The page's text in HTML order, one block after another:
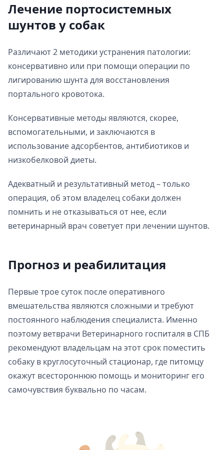
Лечение портосистемных
шунтов у собак
Различают 2 методики устранения патологии:
консервативно или при помощи операции по
лигированию шунта для восстановления
портального кровотока.
Консервативные методы являются, скорее,
вспомогательными, и заключаются в
использование адсорбентов, антибиотиков и
низкобелковой диеты.
Адекватный и результативный метод – только
операция, об этом владелец собаки должен
помнить и не отказываться от нее, если
ветеринарный врач советует при лечении шунтов.
Прогноз и реабилитация
Первые трое суток после оперативного
вмешательства являются сложными и требуют
постоянного наблюдения специалиста. Именно
поэтому ветврачи Ветеринарного госпиталя в СПБ
рекомендуют владельцам на этот срок поместить
собаку в круглосуточный стационар, где питомцу
окажут всестороннюю помощь и мониторинг его
самочувствия буквально по часам.